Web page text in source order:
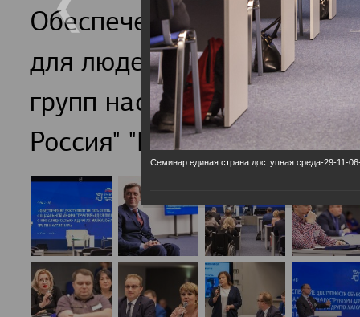
Обеспечение
для людей с
групп населения
Россия" "Единая страна-
Семинар единая страна доступная среда-29-11-